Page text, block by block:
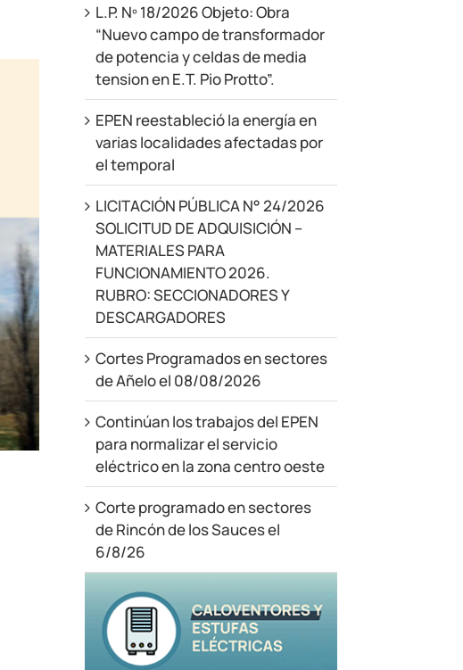
L.P. Nº 18/2026 Objeto: Obra
“Nuevo campo de transformador
de potencia y celdas de media
tension en E.T. Pio Protto”.
EPEN reestableció la energía en
varias localidades afectadas por
el temporal
LICITACIÓN PÚBLICA N° 24/2026
SOLICITUD DE ADQUISICIÓN –
MATERIALES PARA
FUNCIONAMIENTO 2026.
RUBRO: SECCIONADORES Y
DESCARGADORES
Cortes Programados en sectores
de Añelo el 08/08/2026
Continúan los trabajos del EPEN
para normalizar el servicio
eléctrico en la zona centro oeste
Corte programado en sectores
de Rincón de los Sauces el
6/8/26